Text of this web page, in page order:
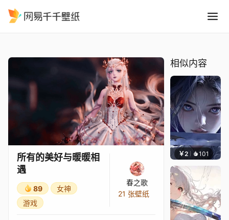
所有的美好与暖暖相
遇
89
女神
游戏
春之歌
21 张壁纸
相似内容
￥2 101 好看